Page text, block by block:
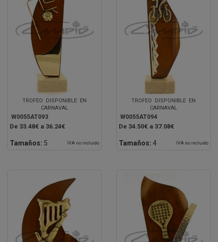
TROFEO DISPONIBLE EN
CARNAVAL
W0055AT093
De 33.48€ a 36.24€
Tamaños: 5 IVA no incluido
TROFEO DISPONIBLE EN
CARNAVAL
W0055AT094
De 34.50€ a 37.08€
Tamaños: 4 IVA no incluido